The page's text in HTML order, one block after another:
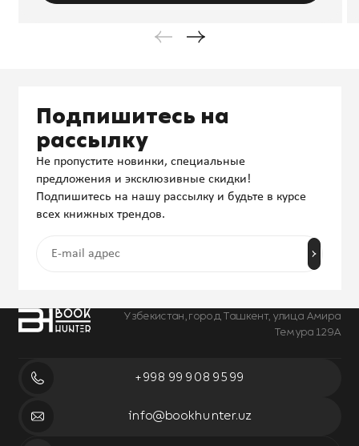
Узбекистан, город Ташкент, улица Амира
Темура 129А
+998 99 908 95 99
info@bookhunter.uz
Подпишитесь на
рассылку
Не пропустите новинки, специальные
предложения и эксклюзивные скидки!
Подпишитесь на нашу рассылку и будьте в курсе
всех книжных трендов.